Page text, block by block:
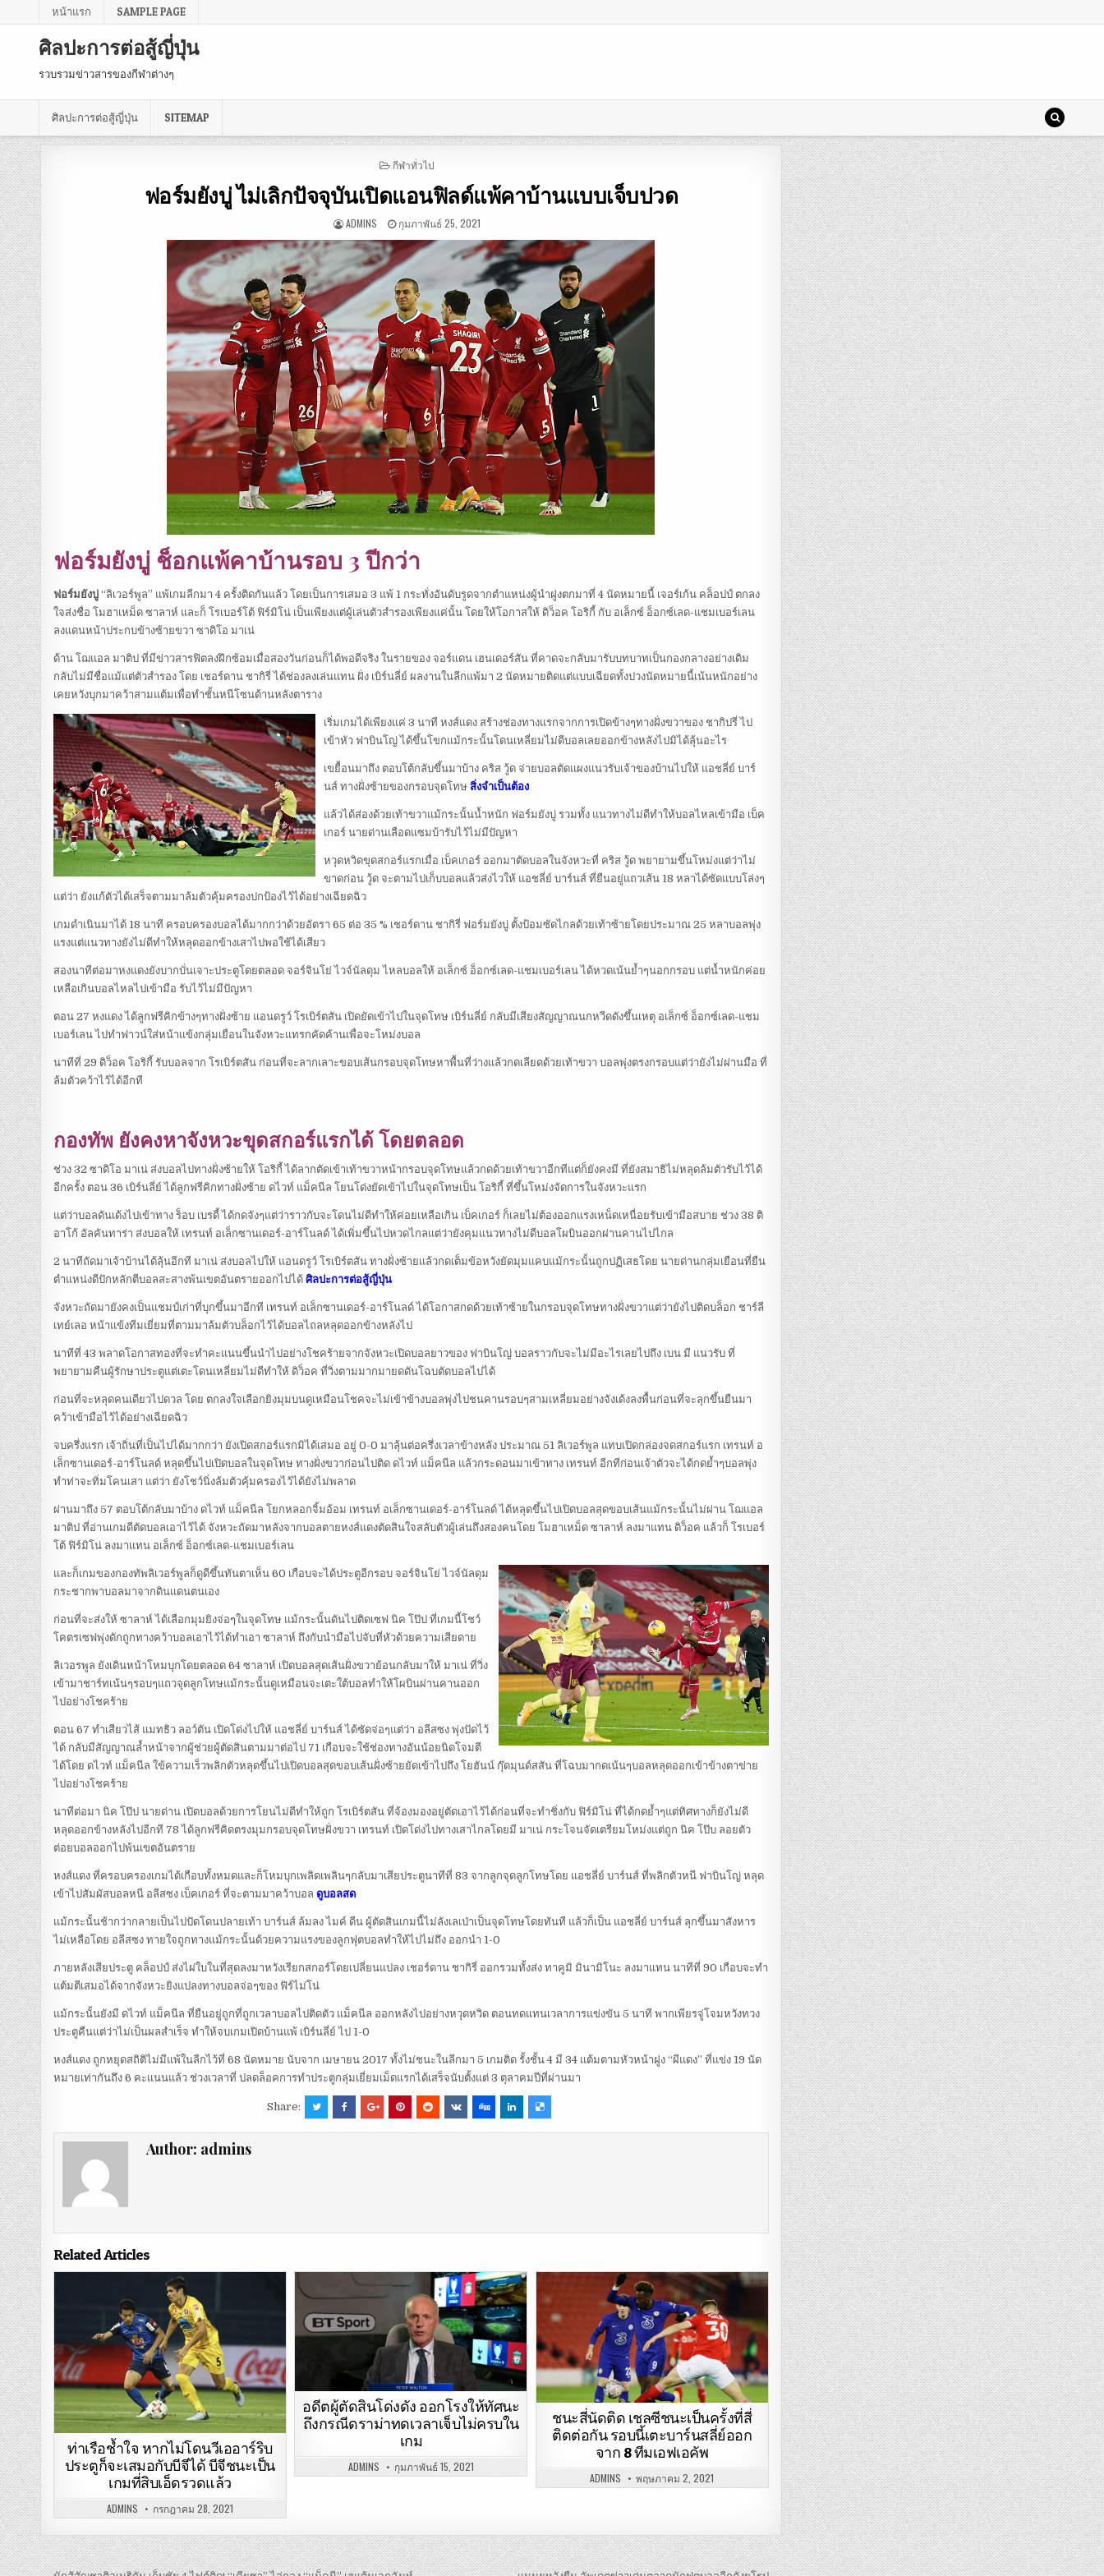
หน้าแรก SAMPLE PAGE
ศิลปะการต่อสู้ญี่ปุ่น
รวบรวมข่าวสารของกีฬาต่างๆ
ศิลปะการต่อสู้ญี่ปุ่น SITEMAP
POSTED
กีฬาทั่วไป
ฟอร์มยังบู่ ไม่เลิกปัจจุบันเปิดแอนฟิลด์แพ้คาบ้านแบบเจ็บปวด
ADMINS กุมภาพันธ์ 25, 2021
ฟอร์มยังบู่ ช็อกแพ้คาบ้านรอบ 3 ปีกว่า
ฟอร์มยังบู่“ลิเวอร์พูล” แพ้เกมลีกมา 4 ครั้งติดกันแล้ว โดยเป็นการเสมอ 3 แพ้ 1 กระทั่งอันดับรูดจากตำแหน่งผู้นำฝูงตกมาที่ 4 นัดหมายนี้ เจอร์เก้น คล็อปป์ ตกลง
ใจส่งชื่อ โมฮาเหม็ด ซาลาห์ และก็ โรเบอร์โต้ ฟิร์มิโน่ เป็นเพียงแต่ผู้เล่นตัวสำรองเพียงแค่นั้น โดยให้โอกาสให้ ดิว็อค โอริกี้ กับ อเล็กซ์ อ็อกซ์เลด-แชมเบอร์เลน
ลงแดนหน้าประกบข้างซ้ายขวา ซาดิโอ มาเน่
ด้าน โฌแอล มาติป ที่มีข่าวสารฟิตลงฝึกซ้อมเมื่อสองวันก่อนก็ได้พอดีจริง ในรายของ จอร์แดน เฮนเดอร์สัน ที่คาดจะกลับมารับบทบาทเป็นกองกลางอย่างเดิม
กลับไม่มีชื่อแม้แต่ตัวสำรอง โดย เชอร์ดาน ชากิรี่ ได้ช่องลงเล่นแทน ฝั่ง เบิร์นลี่ย์ ผลงานในลีกแพ้มา 2 นัดหมายติดแต่แบบเฉียดทั้งปวงนัดหมายนี้เน้นหนักอย่าง
เคยหวังบุกมาคว้าสามแต้มเพื่อทำชั้นหนีโซนด้านหลังตาราง
เริ่มเกมได้เพียงแค่ 3 นาที หงส์แดง สร้างช่องทางแรกจากการเปิดข้างๆทางฝั่งขวาของ ชากิปรี่ ไป
เข้าหัว ฟาบินโญ่ ได้ขึ้นโขกแม้กระนั้นโดนเหลี่ยมไม่ดีบอลเลยออกข้างหลังไปมิได้ลุ้นอะไร
เขยื้อนมาถึง ตอบโต้กลับขึ้นมาบ้าง คริส วู้ด จ่ายบอลตัดแผงแนวรับเจ้าของบ้านไปให้ แอชลี่ย์ บาร์
นส์ ทางฝั่งซ้ายของกรอบจุดโทษสิ่งจำเป็นต้อง
แล้วได้ส่องด้วยเท้าขวาแม้กระนั้นน้ำหนัก ฟอร์มยังบู่ รวมทั้ง แนวทางไม่ดีทำให้บอลไหลเข้ามือ เบ็ค
เกอร์ นายด่านเลือดแซมบ้ารับไว้ไม่มีปัญหา
หวุดหวิดขุดสกอร์แรกเมื่อ เบ็คเกอร์ ออกมาตัดบอลในจังหวะที่ คริส วู้ด พยายามขึ้นโหม่งแต่ว่าไม่
ขาดก่อน วู้ด จะตามไปเก็บบอลแล้วส่งไวให้ แอชลี่ย์ บาร์นส์ ที่ยืนอยู่แถวเส้น 18 หลาได้ซัดแบบโล่งๆ
แต่ว่า ยังแก้ตัวได้เสร็จตามมาล้มตัวคุ้มครองปกป้องไว้ได้อย่างเฉียดฉิว
เกมดำเนินมาได้ 18 นาที ครอบครองบอลได้มากกว่าด้วยอัตรา 65 ต่อ 35 % เชอร์ดาน ชากิรี่ ฟอร์มยังบู่ ตั้งป้อมซัดไกลด้วยเท้าซ้ายโดยประมาณ 25 หลาบอลพุ่ง
แรงแต่แนวทางยังไม่ดีทำให้หลุดออกข้างเสาไปพอใช้ได้เสียว
สองนาทีต่อมาหงแดงยังบากบั่นเจาะประตูโดยตลอด จอร์จินโย่ ไวจ์นัลดุม ไหลบอลให้ อเล็กซ์ อ็อกซ์เลด-แชมเบอร์เลน ได้หวดเน้นย้ำๆนอกกรอบ แต่น้ำหนักค่อย
เหลือเกินบอลไหลไปเข้ามือ รับไว้ไม่มีปัญหา
ตอน 27 หงแดง ได้ลูกฟรีคิกข้างๆทางฝั่งซ้าย แอนดรูว์ โรเบิร์ตสัน เปิดยัดเข้าไปในจุดโทษ เบิร์นลี่ย์ กลับมีเสียงสัญญาณนกหวีดดังขึ้นเหตุ อเล็กซ์ อ็อกซ์เลด-แชม
เบอร์เลน ไปทำฟาวน์ใส่หน้าแข้งกลุ่มเยือนในจังหวะแทรกคัดค้านเพื่อจะโหม่งบอล
นาทีที่ 29 ดิว็อค โอริกี้ รับบอลจาก โรเบิร์ตสัน ก่อนที่จะลากเลาะขอบเส้นกรอบจุดโทษหาพื้นที่ว่างแล้วกดเลียดด้วยเท้าขวา บอลพุ่งตรงกรอบแต่ว่ายังไม่ผ่านมือ ที่
ล้มตัวคว้าไว้ได้อีกที
กองทัพ ยังคงหาจังหวะขุดสกอร์แรกได้ โดยตลอด
ช่วง 32 ซาดิโอ มาเน่ ส่งบอลไปทางฝั่งซ้ายให้ โอริกี้ ได้ลากตัดเข้าเท้าขวาหน้ากรอบจุดโทษแล้วกดด้วยเท้าขวาอีกทีแต่ก็ยังคงมี ที่ยังสมาธิไม่หลุดล้มตัวรับไว้ได้
อีกครั้ง ตอน 36 เบิร์นลี่ย์ ได้ลูกฟรีคิกทางฝั่งซ้าย ดไวท์ แม็คนีล โยนโด่งยัดเข้าไปในจุดโทษเป็น โอริกี้ ที่ขึ้นโหม่งจัดการในจังหวะแรก
แต่ว่าบอลดันเด้งไปเข้าทาง ร็อบ เบรดี้ ได้กดจังๆแต่ว่าราวกับจะโดนไม่ดีทำให้ค่อยเหลือเกิน เบ็คเกอร์ ก็เลยไม่ต้องออกแรงเหน็ดเหนื่อยรับเข้ามือสบาย ช่วง 38 ติ
อาโก้ อัลคันทาร่า ส่งบอลให้ เทรนท์ อเล็กซานเดอร์-อาร์โนลด์ ได้เพิ่มขึ้นไปหวดไกลแต่ว่ายังคุมแนวทางไม่ดีบอลโผบินออกผ่านคานไปไกล
2 นาทีถัดมาเจ้าบ้านได้ลุ้นอีกที มาเน่ ส่งบอลไปให้ แอนดรูว์ โรเบิร์ตสัน ทางฝั่งซ้ายแล้วกดเต็มข้อหวังยัดมุมแคบแม้กระนั้นถูกปฏิเสธโดย นายด่านกลุ่มเยือนที่ยืน
ตำแหน่งดีปักหลักตีบอลสะสางพ้นเขตอันตรายออกไปได้ศิลปะการต่อสู้ญี่ปุ่น
จังหวะถัดมายังคงเป็นแชมป์เก่าที่บุกขึ้นมาอีกที เทรนท์ อเล็กซานเดอร์-อาร์โนลด์ ได้โอกาสกดด้วยเท้าซ้ายในกรอบจุดโทษทางฝั่งขวาแต่ว่ายังไปติดบล็อก ชาร์ลี
เทย์เลอ หน้าแข้งทีมเยี่ยมที่ตามมาล้มตัวบล็อกไว้ได้บอลไถลหลุดออกข้างหลังไป
นาทีที่ 43 พลาดโอกาสทองที่จะทำคะแนนขึ้นนำไปอย่างโชคร้ายจากจังหวะเปิดบอลยาวของ ฟาบินโญ่ บอลราวกับจะไม่มีอะไรเลยไปถึง เบน มี แนวรับ ที่
พยายามคืนผู้รักษาประตูแต่เตะโดนเหลี่ยมไม่ดีทำให้ ดิว็อค ที่วิ่งตามมากมายดดันโฉบตัดบอลไปได้
ก่อนที่จะหลุดคนเดียวไปดวล โดย ตกลงใจเลือกยิงมุมบนดูเหมือนโชคจะไม่เข้าข้างบอลพุ่งไปชนคานรอบๆสามเหลี่ยมอย่างจังเด้งลงพื้นก่อนที่จะลุกขึ้นยืนมา
คว้าเข้ามือไว้ได้อย่างเฉียดฉิว
จบครึ่งแรก เจ้าถิ่นที่เป็นไปได้มากกว่า ยังเปิดสกอร์แรกมิได้เสมอ อยู่ 0-0 มาลุ้นต่อครึ่งเวลาข้างหลัง ประมาณ 51 ลิเวอร์พูล แทบเปิดกล่องจดสกอร์แรก เทรนท์ อ
เล็กซานเดอร์-อาร์โนลด์ หลุดขึ้นไปเปิดบอลในจุดโทษ ทางฝั่งขวาก่อนไปติด ดไวท์ แม็คนีล แล้วกระดอนมาเข้าทาง เทรนท์ อีกทีก่อนเจ้าตัวจะได้กดย้ำๆบอลพุ่ง
ทำท่าจะทิ่มโคนเสา แต่ว่า ยังโชว์นิ่งล้มตัวคุ้มครองไว้ได้ยังไม่พลาด
ผ่านมาถึง 57 ตอบโต้กลับมาบ้าง ดไวท์ แม็คนีล โยกหลอกจิ้มอ้อม เทรนท์ อเล็กซานเดอร์-อาร์โนลด์ ได้หลุดขึ้นไปเปิดบอลสุดขอบเส้นแม้กระนั้นไม่ผ่าน โฌแอล
มาติป ที่อ่านเกมดีตัดบอลเอาไว้ได้ จังหวะถัดมาหลังจากบอลตายหงส์แดงตัดสินใจสลับตัวผู้เล่นถึงสองคนโดย โมฮาเหม็ด ซาลาห์ ลงมาแทน ดิว็อค แล้วก็ โรเบอร์
โต้ ฟิร์มิโน่ ลงมาแทน อเล็กซ์ อ็อกซ์เลด-แชมเบอร์เลน
และก็เกมของกองทัพลิเวอร์พูลก็ดูดีขึ้นทันตาเห็น 60 เกือบจะได้ประตูอีกรอบ จอร์จินโย่ ไวจ์นัลดุม
กระชากพาบอลมาจากดินแดนตนเอง
ก่อนที่จะส่งให้ ซาลาห์ ได้เลือกมุมยิงจ่อๆในจุดโทษ แม้กระนั้นดันไปติดเซฟ นิค โป๊ป ที่เกมนี้โชว์
โคตรเซฟพุ่งดักถูกทางคว้าบอลเอาไว้ได้ทำเอา ซาลาห์ ถึงกับนำมือไปจับที่หัวด้วยความเสียดาย
ลิเวอรพูล ยังเดินหน้าโหมบุกโดยตลอด 64 ซาลาห์ เปิดบอลสุดเส้นฝั่งขวาย้อนกลับมาให้ มาเน่ ที่วิ่ง
เข้ามาชาร์ทเน้นๆรอบๆแถวจุดลูกโทษแม้กระนั้นดูเหมือนจะเตะใต้บอลทำให้โผบินผ่านคานออก
ไปอย่างโชคร้าย
ตอน 67 ทำเสียวไส้ แมทธิว ลอว์ตัน เปิดโด่งไปให้ แอชลี่ย์ บาร์นส์ ได้ซัดจ่อๆแต่ว่า อลีสซง พุ่งปัดไว้
ได้ กลับมีสัญญาณล้ำหน้าจากผู้ช่วยผู้ตัดสินตามมาต่อไป 71 เกือบจะใช้ช่องทางอันน้อยนิดโจมตี
ได้โดย ดไวท์ แม็คนีล ใข้ความเร็วพลิกตัวหลุดขึ้นไปเปิดบอลสุดขอบเส้นฝั่งซ้ายยัดเข้าไปถึง โยฮันน์ กุ๊ดมุนด์สสัน ที่โฉบมากดเน้นๆบอลหลุดออกเข้าข้างตาข่าย
ไปอย่างโชคร้าย
นาทีต่อมา นิค โป๊ป นายด่าน เปิดบอลด้วยการโยนไม่ดีทำให้ถูก โรเบิร์ตสัน ที่จ้องมองอยู่ตัดเอาไว้ได้ก่อนที่จะทำชิ่งกับ ฟิร์มิโน่ ที่ได้กดย้ำๆแต่ทิศทางก็ยังไม่ดี
หลุดออกข้างหลังไปอีกที 78 ได้ลูกฟรีคิดตรงมุมกรอบจุดโทษฝั่งขวา เทรนท์ เปิดโด่งไปทางเสาไกลโดยมี มาเน่ กระโจนจัดเตรียมโหม่งแต่ถูก นิค โป๊บ ลอยตัว
ต่อยบอลออกไปพ้นเขตอันตราย
หงส์แดง ที่ครอบครองเกมได้เกือบทั้งหมดและก็โหมบุกเพลิดเพลินๆกลับมาเสียประตูนาทีที่ 83 จากลูกจุดลูกโทษโดย แอชลี่ย์ บาร์นส์ ที่พลิกตัวหนี ฟาบินโญ่ หลุด
เข้าไปสัมผัสบอลหนี อลีสซง เบ็คเกอร์ ที่จะตามมาคว้าบอล ดูบอลสด
แม้กระนั้นช้ากว่ากลายเป็นไปปัดโดนปลายเท้า บาร์นส์ ล้มลง ไมค์ ดีน ผู้ตัดสินเกมนี้ไม่ลังเลเป่าเป็นจุดโทษโดยทันที แล้วก็เป็น แอชลี่ย์ บาร์นส์ ลุกขึ้นมาสังหาร
ไม่เหลือโดย อลีสซง ทายใจถูกทางแม้กระนั้นด้วยความแรงของลูกฟุตบอลทำให้ไปไม่ถึง ออกนำ 1-0
ภายหลังเสียประตู คล็อปป์ ส่งไผ่ใบในที่สุดลงมาหวังเรียกสกอร์โดยเปลี่ยนแปลง เชอร์ดาน ชากิรี่ ออกรวมทั้งส่ง ทาคูมิ มินามิโนะ ลงมาแทน นาทีที่ 90 เกือบจะทำ
แต้มตีเสมอได้จากจังหวะยิงแปลงทางบอลจ่อๆของ ฟิร์ไม่โน่
แม้กระนั้นยังมี ดไวท์ แม็คนีล ที่ยืนอยู่ถูกที่ถูกเวลาบอลไปติดตัว แม็คนีล ออกหลังไปอย่างหวุดหวิด ตอนทดแทนเวลาการแข่งขัน 5 นาที พากเพียรจู่โจมหวังทวง
ประตูคืนแต่ว่าไม่เป็นผลสำเร็จ ทำให้จบเกมเปิดบ้านแพ้ เบิร์นลี่ย์ ไป 1-0
หงส์แดง ถูกหยุดสถิติไม่มีแพ้ในลีกไว้ที่ 68 นัดหมาย นับจาก เมษายน 2017 ทั้งไม่ชนะในลีกมา 5 เกมติด รั้งชั้น 4 มี 34 แต้มตามหัวหน้าฝูง “ผีแดง” ที่แข่ง 19 นัด
หมายเท่ากันถึง 6 คะแนนแล้ว ช่วงเวลาที่ ปลดล็อคการทำประตูกลุ่มเยี่ยมเม็ดแรกได้เสร็จนับตั้งแต่ 3 ตุลาคมปีที่ผ่านมา
Share:
Author: admins
Related Articles
ท่าเรือช้ำใจ หากไม่โดนวีเออาร์ริบ
ประตูก็จะเสมอกับบีจีได้ บีจีชนะเป็น
เกมที่สิบเอ็ดรวดแล้ว
ADMINS กรกฎาคม 28, 2021
อดีตผู้ตัดสินโด่งดัง ออกโรงให้ทัศนะ
ถึงกรณีดราม่าทดเวลาเจ็บไม่ครบใน
เกม
ADMINS กุมภาพันธ์ 15, 2021
ชนะสี่นัดติด เชลซีชนะเป็นครั้งที่สี่
ติดต่อกัน รอบนี้เตะบาร์นสลี่ย์ออก
จาก 8 ทีมเอฟเอคัพ
ADMINS พฤษภาคม 2, 2021